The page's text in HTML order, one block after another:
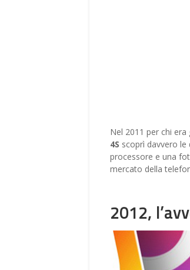
Nel 2011 per chi
4S scoprì davvero
processore e una
mercato della
2012,